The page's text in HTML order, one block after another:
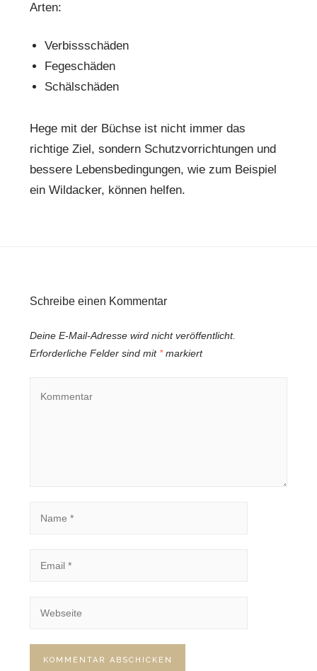
Arten:
Verbissschäden
Fegeschäden
Schälschäden
Hege mit der Büchse ist nicht immer das
richtige Ziel, sondern Schutzvorrichtungen und
bessere Lebensbedingungen, wie zum Beispiel
ein Wildacker, können helfen.
Schreibe einen Kommentar
Deine E-Mail-Adresse wird nicht veröffentlicht.
Erforderliche Felder sind mit *markiert